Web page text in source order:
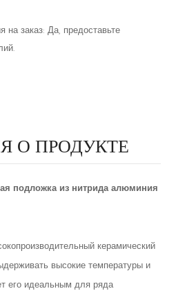
на заказ: Да, предоставьте
О ПРОДУКТЕ
подложка из нитрида алюминия
керамический
высокие температуры и
его идеальным для ряда